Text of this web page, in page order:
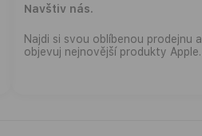
Navštiv nás.
Najdi si svou oblíbenou prodejnu a
objevuj nejnovější produkty Apple.